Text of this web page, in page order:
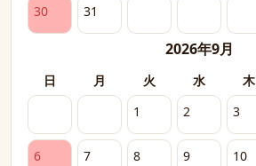
30 31
2026年9月
日 月 火 水 木
1
2 3
6 7 8 9 10